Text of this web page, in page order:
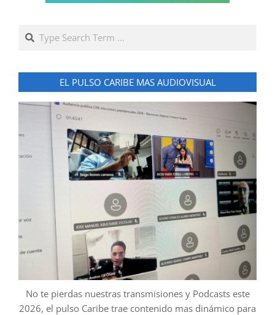
Search
EL PULSO CARIBE MAS AUDIOVISUAL
No te pierdas nuestras transmisiones y Podcasts este
2026, el pulso Caribe trae contenido mas dinámico para